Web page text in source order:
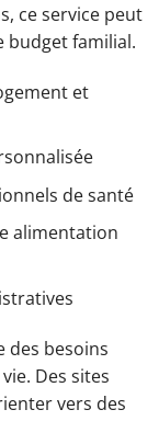
ce service peut
budget familial.
et
de santé
alimentation
des besoins
Des sites
vers des